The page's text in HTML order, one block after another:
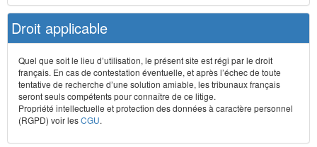
Droit applicable
Quel que soit le lieu d’utilisation, le présent site est régi par le droit
français. En cas de contestation éventuelle, et après l’échec de toute
tentative de recherche d’une solution amiable, les tribunaux français
seront seuls compétents pour connaître de ce litige.
Propriété intellectuelle et protection des données à caractère personnel
(RGPD) voir lesCGU.